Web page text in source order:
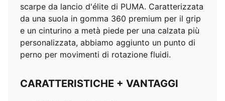
scarpe da lancio d'élite di PUMA. Caratterizzata
da una suola in gomma 360 premium per il grip
e un cinturino a metà piede per una calzata più
personalizzata, abbiamo aggiunto un punto di
perno per movimenti di rotazione fluidi.
CARATTERISTICHE + VANTAGGI